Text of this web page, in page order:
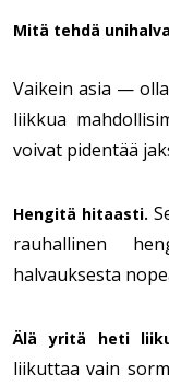
Mitä tehdä
Vaikein asia —
liikkua
voivat pidentää
Hengitä hitaasti.
rauhallinen
halvaukse­sta
Älä yritä heti
liikuttaa vain